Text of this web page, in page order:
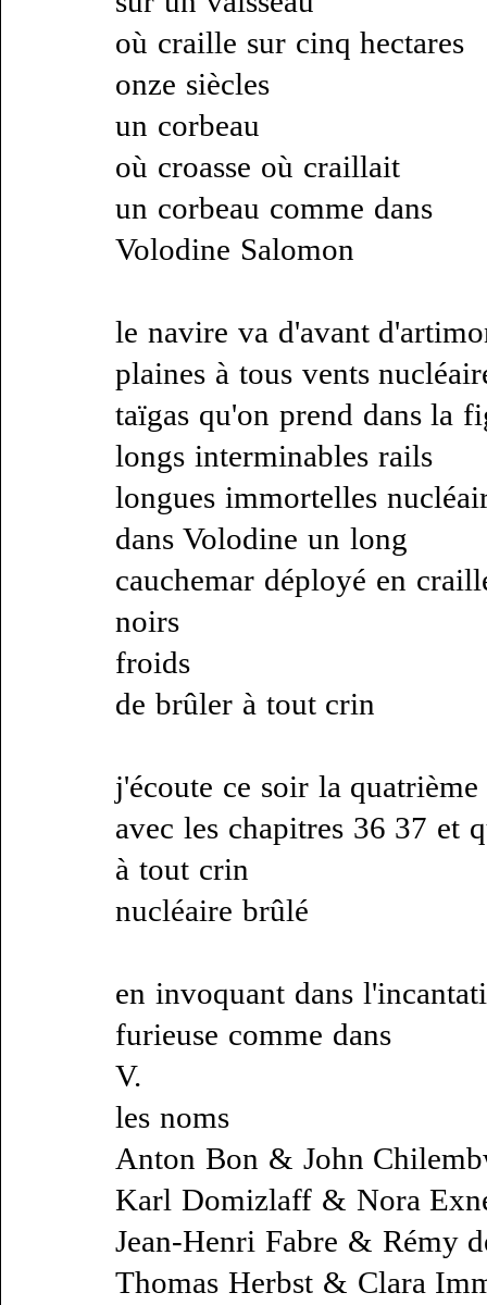
où craille sur cinq hectares
onze siècles
un corbeau
où croasse où craillait
un corbeau comme dans
Volodine Salomon
le navire va d'avant
plaines à tous vents
taïgas qu'on prend dans la
longs interminables rails
longues immortelles
dans Volodine un long
cauchemar déployé en
noirs
froids
de brûler à tout crin
j'écoute ce soir la
avec les chapitres 36 37 et
à tout crin
nucléaire brûlé
en invoquant dans
furieuse comme dans
V.
les noms
Anton Bon & John
Karl Domizlaff & Nora
Jean-Henri Fabre & Rémy
Thomas Herbst & Clara